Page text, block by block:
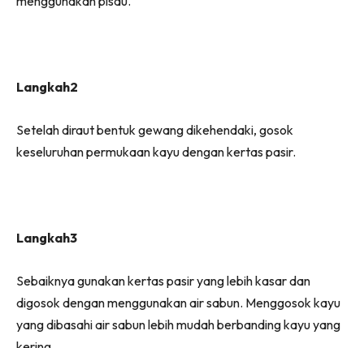
Langkah2
Setelah diraut bentuk gewang dikehendaki, gosok
keseluruhan permukaan kayu dengan kertas pasir.
Langkah3
Sebaiknya gunakan kertas pasir yang lebih kasar dan
digosok dengan menggunakan air sabun. Menggosok kayu
yang dibasahi air sabun lebih mudah berbanding kayu yang